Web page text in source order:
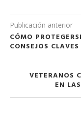
Publicación anterior
CÓMO
CONSEJOS
VETERANOS
EN